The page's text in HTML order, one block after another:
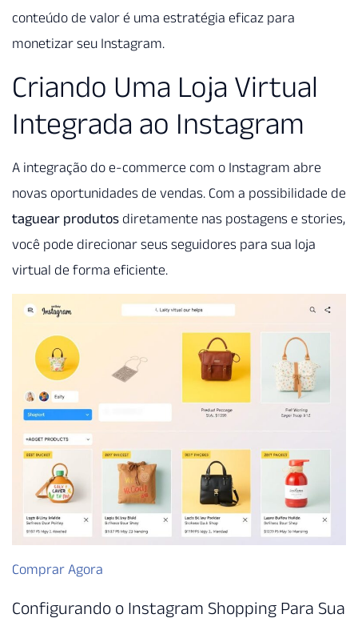
conteúdo de valor é uma estratégia eficaz para
monetizar seu Instagram.
Criando Uma Loja Virtual
Integrada ao Instagram
A integração do e-commerce com o Instagram abre
novas oportunidades de vendas. Com a possibilidade de
taguear produtos diretamente nas postagens e stories,
você pode direcionar seus seguidores para sua loja
virtual de forma eficiente.
Comprar Agora
Configurando o Instagram Shopping Para Sua